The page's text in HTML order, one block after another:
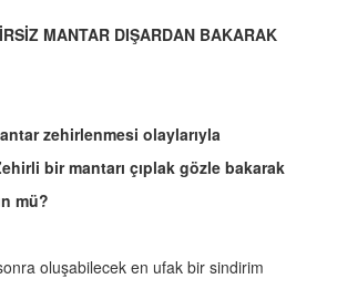
MANTAR DIŞARDAN BAKARAK
zehirlenmesi olaylarıyla
bir mantarı çıplak gözle bakarak
mü?
oluşabilecek en ufak bir sindirim